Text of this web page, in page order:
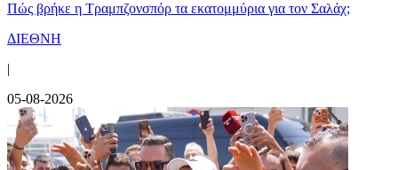
Πώς βρήκε η Τραμπζονσπόρ τα εκατομμύρια για τον Σαλάχ;
ΔΙΕΘΝΗ
|
05-08-2026